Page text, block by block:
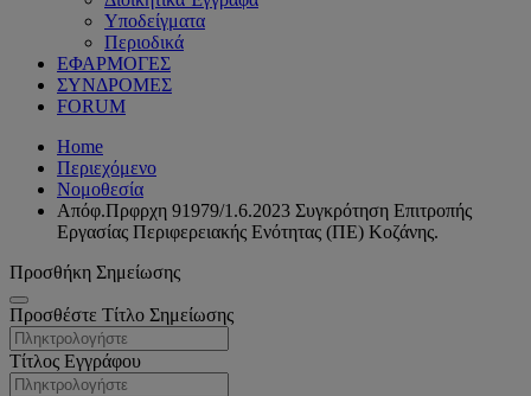
Υποδείγματα
Περιοδικά
ΕΦΑΡΜΟΓΕΣ
ΣΥΝΔΡΟΜΕΣ
FORUM
Home
Περιεχόμενο
Νομοθεσία
Απόφ.Πρφρχη 91979/1.6.2023 Συγκρότηση Επιτροπής
Εργασίας Περιφερειακής Ενότητας (ΠΕ) Κοζάνης.
Προσθήκη Σημείωσης
Προσθέστε Τίτλο Σημείωσης
Τίτλος Εγγράφου